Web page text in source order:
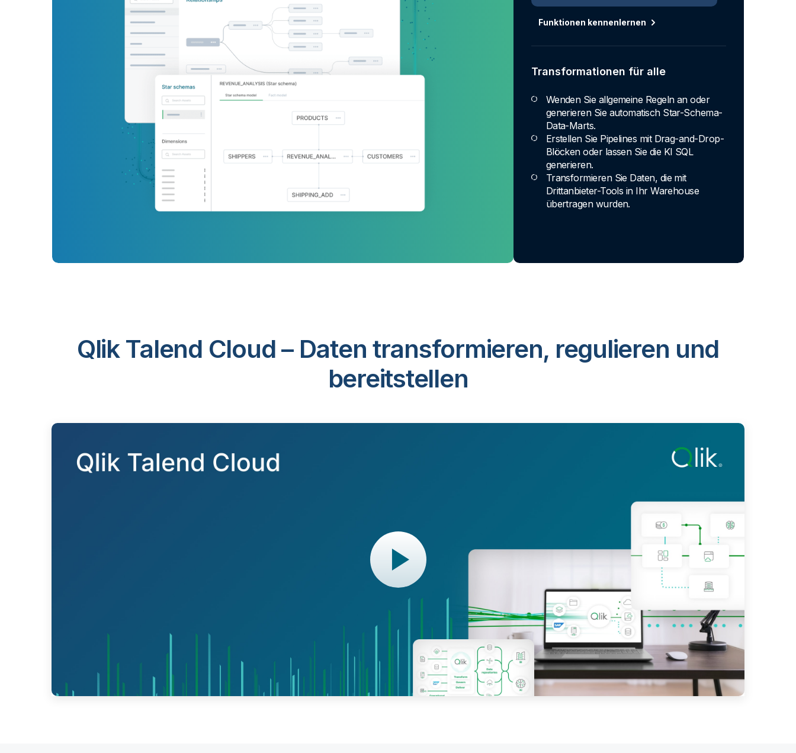
Funktionen kennenlernen
Transformationen für alle
Wenden Sie allgemeine Regeln an oder
generieren Sie automatisch Star-Schema-
Data-Marts.
Erstellen Sie Pipelines mit Drag-and-Drop-
Blöcken oder lassen Sie die KI SQL
generieren.
Transformieren Sie Daten, die mit
Drittanbieter-Tools in Ihr Warehouse
übertragen wurden.
Qlik Talend Cloud – Daten transformieren, regulieren und
bereitstellen